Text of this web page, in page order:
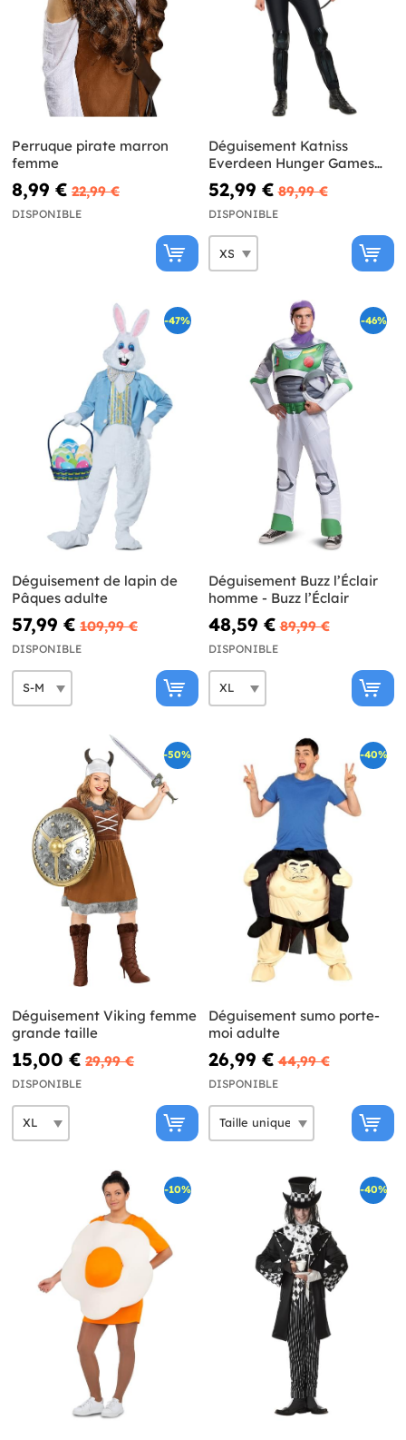
Perruque pirate marron
femme
8,99 € 22,99 €
DISPONIBLE
Déguisement Katniss
Everdeen Hunger Games
femme
52,99 € 89,99 €
DISPONIBLE
-47%
Déguisement de lapin de
Pâques adulte
57,99 € 109,99 €
DISPONIBLE
-46%
Déguisement Buzz l’Éclair
homme - Buzz l’Éclair
48,59 € 89,99 €
DISPONIBLE
-50%
Déguisement Viking femme
grande taille
15,00 € 29,99 €
DISPONIBLE
-40%
Déguisement sumo porte-
moi adulte
26,99 € 44,99 €
DISPONIBLE
-10% -40%